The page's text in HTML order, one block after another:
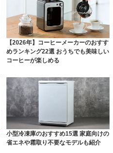
【2026年】コーヒーメーカーのおすす
めランキング22選 おうちでも美味しい
コーヒーが楽しめる
小型冷凍庫のおすすめ15選 家庭向けの
省エネや霜取り不要なモデルも紹介